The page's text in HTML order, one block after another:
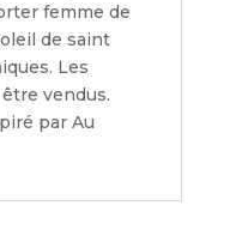
femme de
de saint
Les
vendus.
par Au